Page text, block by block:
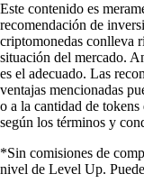
Este contenido es
recomendación de
criptomonedas conlleva
situación del mercado.
es el adecuado. Las
ventajas mencionadas
o a la cantidad de
según los términos y
*Sin comisiones de
nivel de Level Up.